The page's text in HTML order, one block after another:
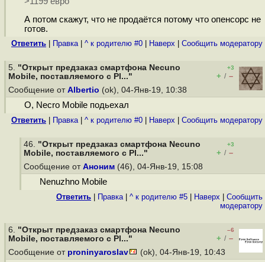
А потом скажут, что не продаётся потому что опенсорс не
готов.
Ответить Правка| ^ к родителю #0 Наверх Cообщить модератору
5. "Открыт предзаказ смартфона Necuno
Mobile, поставляемого с Pl..."
+3
+ / –
Сообщение от Albertio (ok), 04-Янв-19, 10:38
О, Necro Mobile подьехал
Ответить Правка| ^ к родителю #0 Наверх Cообщить модератору
46. "Открыт предзаказ смартфона Necuno
Mobile, поставляемого с Pl..."
+3
+ / –
Сообщение от Аноним (46), 04-Янв-19, 15:08
Nenuzhno Mobile
Ответить Правка| ^ к родителю #5 Наверх
Cообщить
модератору
6. "Открыт предзаказ смартфона Necuno
Mobile, поставляемого с Pl..."
–6
+ / –
Сообщение от proninyaroslav (ok), 04-Янв-19, 10:43